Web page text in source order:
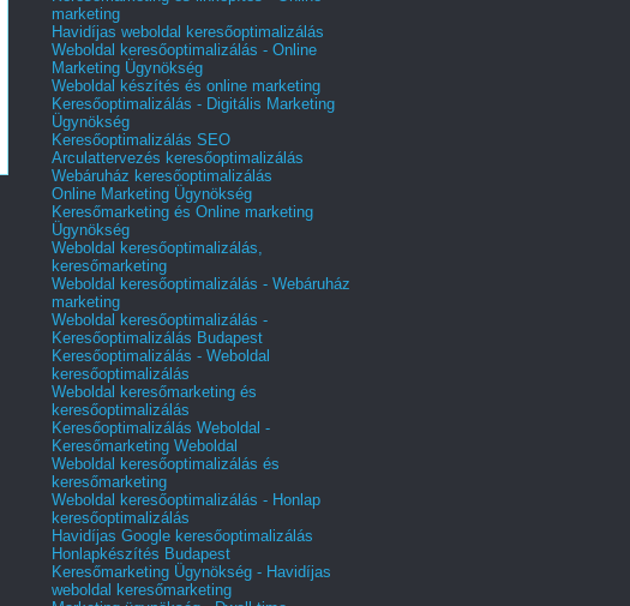
marketing
Havidíjas weboldal keresőoptimalizálás
Weboldal keresőoptimalizálás - Online
Marketing Ügynökség
Weboldal készítés és online marketing
Keresőoptimalizálás - Digitális Marketing
Ügynökség
Keresőoptimalizálás SEO
Arculattervezés keresőoptimalizálás
Webáruház keresőoptimalizálás
Online Marketing Ügynökség
Keresőmarketing és Online marketing
Ügynökség
Weboldal keresőoptimalizálás,
keresőmarketing
Weboldal keresőoptimalizálás - Webáruház
marketing
Weboldal keresőoptimalizálás -
Keresőoptimalizálás Budapest
Keresőoptimalizálás - Weboldal
keresőoptimalizálás
Weboldal keresőmarketing és
keresőoptimalizálás
Keresőoptimalizálás Weboldal -
Keresőmarketing Weboldal
Weboldal keresőoptimalizálás és
keresőmarketing
Weboldal keresőoptimalizálás - Honlap
keresőoptimalizálás
Havidíjas Google keresőoptimalizálás
Honlapkészítés Budapest
Keresőmarketing Ügynökség - Havidíjas
weboldal keresőmarketing